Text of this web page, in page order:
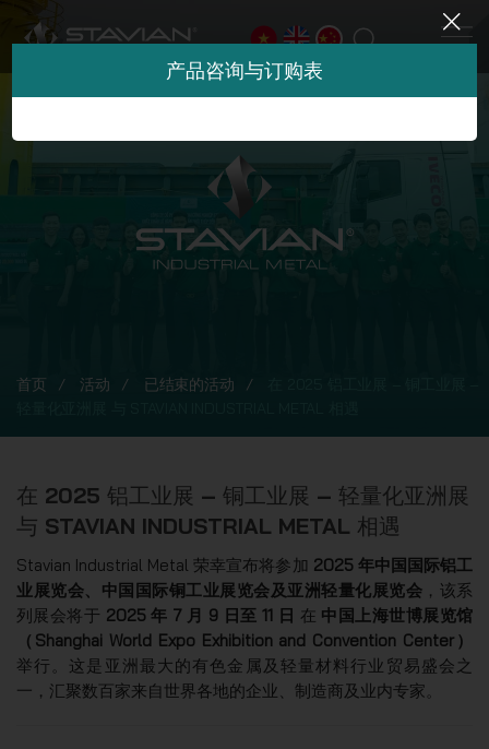
首页 活动 已结束的活动
在 2025 铝工业展 – 铜工业展 – 轻量化亚洲展
与 STAVIAN INDUSTRIAL METAL 相遇
Stavian Industrial Metal 荣幸宣布将参加 2025 年中国国际铝工
业展览会、中国国际铜工业展览会及亚洲轻量化展览会 ，该系
列展会将于 2025 年 7 月 9 日至 11 日 在 中国上海世博展览馆
（Shanghai World Expo Exhibition and Convention Center）
举行。这是亚洲最大的有色金属及轻量材料行业贸易盛会之
一，汇聚数百家来自世界各地的企业、制造商及业内专家。
产品咨询与订购表